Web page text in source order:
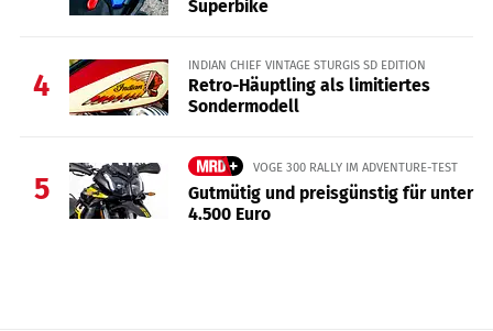
Superbike
4
INDIAN CHIEF VINTAGE STURGIS SD EDITION
Retro-Häuptling als limitiertes
Sondermodell
5
VOGE 300 RALLY IM ADVENTURE-TEST
Gutmütig und preisgünstig für unter
4.500 Euro